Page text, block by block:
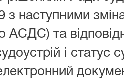
наступними
АСДС) та
і статус